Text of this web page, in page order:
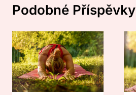
Podobné Příspěvky